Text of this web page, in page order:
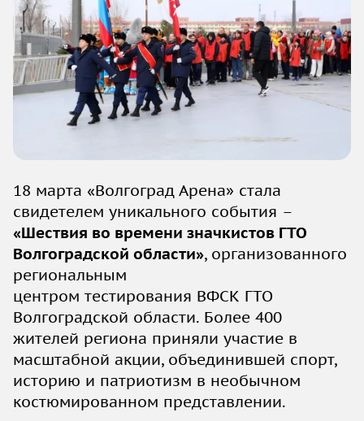
18 марта «Волгоград Арена» стала
свидетелем уникального события –
«Шествия во времени значкистов ГТО
Волгоградской области», организованного
региональным
центром тестирования ВФСК ГТО
Волгоградской области. Более 400
жителей региона приняли участие в
масштабной акции, объединившей спорт,
историю и патриотизм в необычном
костюмированном представлении.